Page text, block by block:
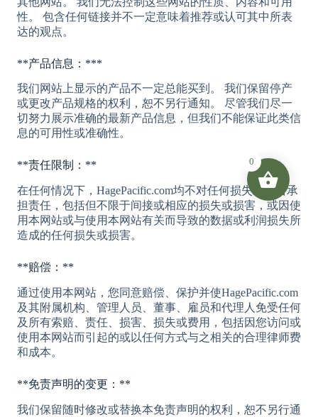
性。 包含任何链接并不一定意味着推荐或认可其中所表
达的观点。
**产品信息：***
我们网站上显示的产品不一定总能买到。 我们保留停产
或更改产品规格的权利，恕不另行通知。 尽管我们尽一
切努力展示准确的最新产品信息，但我们不能保证此类信
息的可用性或准确性。
**责任限制：**
在任何情况下，HagePacific.com均不对任何损失或损害承
担责任，包括但不限于间接或相应的损失或损害，或因使
用本网站或与使用本网站有关而导致的数据或利润损失所
造成的任何损失或损害。
**赔偿：**
通过使用本网站，您同意赔偿、保护并使HagePacific.com
及其附属机构、管理人员、董事、雇员和代理人免受任何
及所有索赔、责任、损害、损失或费用，包括因您访问或
使用本网站而引起的或以任何方式与之相关的合理律师费
和成本。
**免责声明的变更：**
我们保留随时修改或替换本免责声明的权利，恕不另行通
0